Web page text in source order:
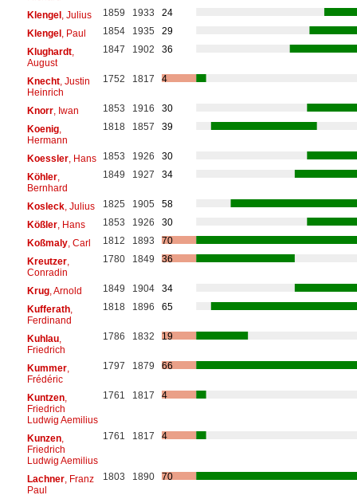
Klengel, Julius 1859 1933
24
Klengel, Paul 1854 1935
29
Klughardt,
August
1847 1902 36
Knecht, Justin
Heinrich
1752 1817 4
Knorr, Iwan 1853 1916
30
Koenig,
Hermann
1818 1857 39
Koessler, Hans 1853 1926
30
Köhler,
Bernhard
1849 1927 34
Kosleck, Julius 1825 1905
58
Kößler, Hans 1853 1926
30
Koßmaly, Carl 1812 1893
70
Kreutzer,
Conradin
1780 1849 36
Krug, Arnold 1849 1904
34
Kufferath,
Ferdinand
1818 1896 65
Kuhlau,
Friedrich
1786 1832 19
Kummer,
Frédéric
1797 1879 66
Kuntzen,
Friedrich
Ludwig Aemilius
1761 1817 4
Kunzen,
Friedrich
Ludwig Aemilius
1761 1817 4
Lachner, Franz
Paul
1803 1890 70